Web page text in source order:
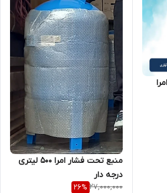
منبع تحت فشار امرا 500 لیتری
درجه دار
27,000,000
26%